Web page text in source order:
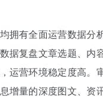
拥有全面运营数据
据复盘文章选题、
运营环境稳定度高
增量的深度图文、